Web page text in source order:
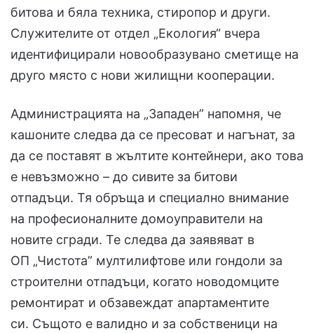
битова и бяла техника, стиропор и други.
Служителите от отдел „Екология“ вчера
идентифицирали новообразувано сметище на
друго място с нови жилищни кооперации.
Администрацията на „Западен” напомня, че
кашоните следва да се пресоват и нагънат, за
да се поставят в жълтите контейнери, ако това
е невъзможно – до сивите за битови
отпадъци. Тя обръща и специално внимание
на професионалните домоуправители на
новите сгради. Те следва да заявяват в
ОП „Чистота” мултилифтове или гондоли за
строителни отпадъци, когато новодомците
ремонтират и обзавеждат апартаментите
си. Същото е валидно и за собственици на